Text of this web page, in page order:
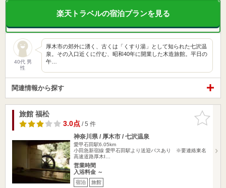
楽天トラベルの宿泊プランを見る
40代 男
性
厚木市の郊外に湧く、古くは「くすり湯」として知られた七沢温
泉。その入口近くに佇む、昭和40年に開業した木造旅館。平日の
午…
関連情報から探す
お気に入
りに追加
旅館 福松
3.0点/ 5 件
神奈川県 / 厚木市 / 七沢温泉
愛甲石田駅6.05km
小田急新宿線 愛甲石田駅より送迎バスあり ※要連絡東名
高速道路厚木I…
営業時間
入浴料金 ～
宿泊 旅館